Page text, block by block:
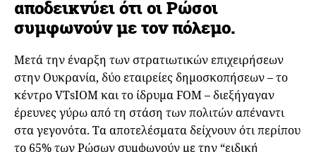
αποδεικνύει ότι οι Ρώσοι
συμφωνούν με τον πόλεμο.
Μετά την έναρξη των στρατιωτικών επιχειρήσεων
στην Ουκρανία, δύο εταιρείες δημοσκοπήσεων – το
κέντρο VTsIOM και το ίδρυμα FOM – διεξήγαγαν
έρευνες γύρω από τη στάση των πολιτών απέναντι
στα γεγονότα. Τα αποτελέσματα δείχνουν ότι περίπου
το 65% των Ρώσων συμφωνούν με την “ειδική